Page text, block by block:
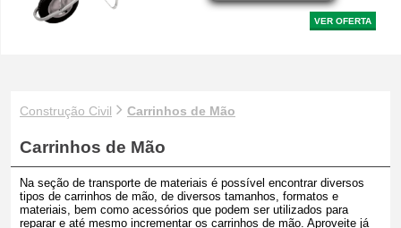
VER OFERTA
Construção Civil Carrinhos de Mão
Carrinhos de Mão
Na seção de transporte de materiais é possível encontrar diversos
tipos de carrinhos de mão, de diversos tamanhos, formatos e
materiais, bem como acessórios que podem ser utilizados para
reparar e até mesmo incrementar os carrinhos de mão. Aproveite já